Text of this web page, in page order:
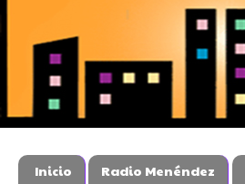
Inicio Radio Menéndez